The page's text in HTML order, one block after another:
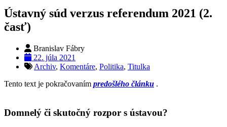
Ústavný súd verzus referendum 2021 (2.
časť)
Branislav Fábry
22. júla 2021
Archiv, Komentáre, Politika, Titulka
Tento text je pokračovaním predošlého článku .
Domnelý či skutočný rozpor s ústavou?